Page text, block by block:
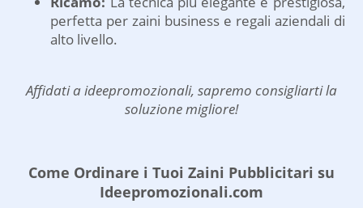
perfetta per zaini business e regali aziendali di
alto livello.
Affidati a ideepromozionali, sapremo consigliarti la
soluzione migliore!
Come Ordinare i Tuoi Zaini Pubblicitari su
Ideepromozionali.com